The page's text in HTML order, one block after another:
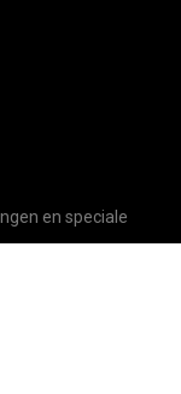
en speciale